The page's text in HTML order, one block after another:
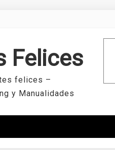
Felices
felices –
y Manualidades